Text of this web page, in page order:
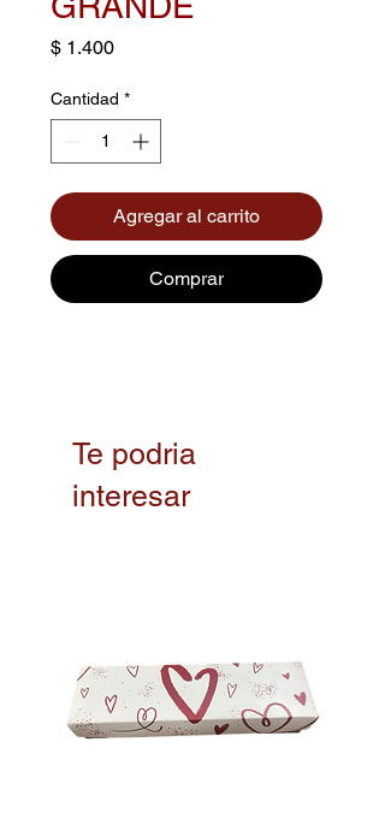
$ 1.400Precio
Cantidad *
Agregar al carrito
Comprar
Te podria
interesar